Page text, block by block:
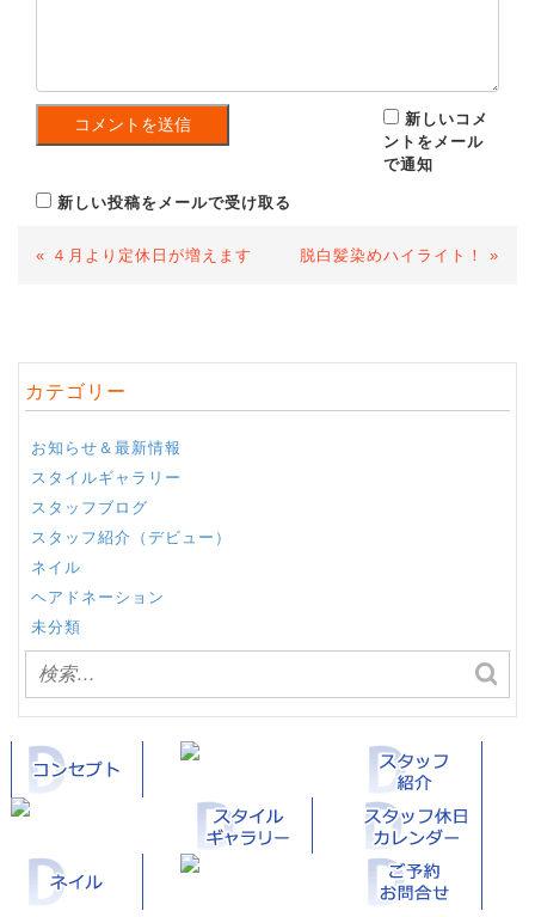
新しいコメ
ントをメール
で通知
新しい投稿をメールで受け取る
« ４月より定休日が増えます 脱白髪染めハイライト！ »
カテゴリー
お知らせ＆最新情報
スタイルギャラリー
スタッフブログ
スタッフ紹介（デビュー）
ネイル
ヘアドネーション
未分類